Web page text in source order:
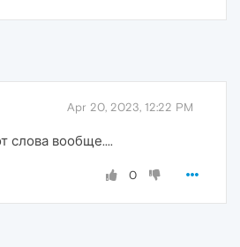
Apr 20, 2023, 12:22 PM
слова вообще....
0